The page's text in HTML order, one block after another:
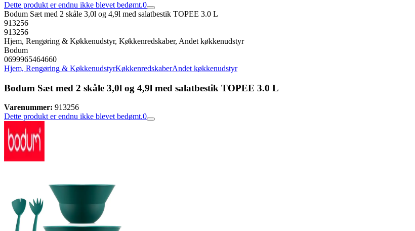
Dette produkt er endnu ikke blevet bedømt.0
Bodum Sæt med 2 skåle 3,0l og 4,9l med salatbestik TOPEE 3.0 L
913256
913256
Hjem, Rengøring & Køkkenudstyr, Køkkenredskaber, Andet køkkenudstyr
Bodum
0699965464660
Hjem, Rengøring & KøkkenudstyrKøkkenredskaberAndet køkkenudstyr
Bodum Sæt med 2 skåle 3,0l og 4,9l med salatbestik TOPEE 3.0 L
Varenummer: 913256
Dette produkt er endnu ikke blevet bedømt.0